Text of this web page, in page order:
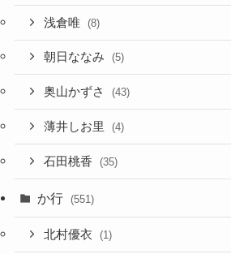
浅倉唯 (8)
朝日ななみ (5)
奥山かずさ (43)
薄井しお里 (4)
石田桃香 (35)
か行 (551)
北村優衣 (1)